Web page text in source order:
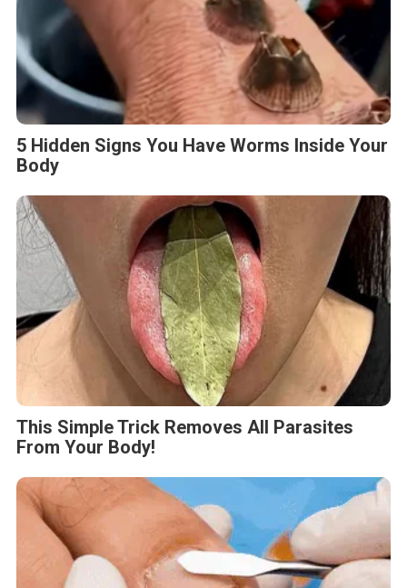
5 Hidden Signs You Have Worms Inside Your
Body
This Simple Trick Removes All Parasites
From Your Body!